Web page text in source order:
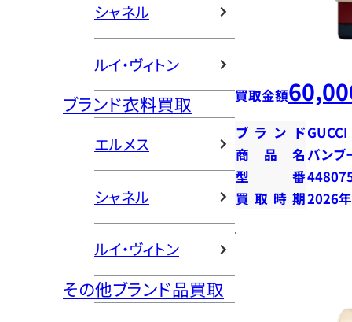
シャネル
ルイ・ヴィトン
ブランド衣料買取
エルメス
シャネル
ルイ・ヴィトン
その他ブランド品買取
買取金額
ブランドGUCCI
商品名バンブ
型番
買取時期2026